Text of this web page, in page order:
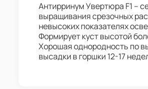
Антирринум Увертюра F1 –
выращивания срезочных
невысоких показателях
Формирует куст высотой
Хорошая однородность по
высадки в горшки 12-17